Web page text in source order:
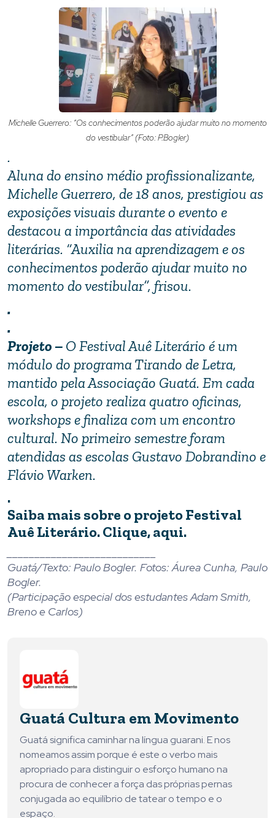
Michelle Guerrero: “Os conhecimentos poderão ajudar muito no momento
do vestibular” (Foto: P.Bogler)
.
Aluna do ensino médio profissionalizante,
Michelle Guerrero, de 18 anos, prestigiou as
exposições visuais durante o evento e
destacou a importância das atividades
literárias. “Auxilia na aprendizagem e os
conhecimentos poderão ajudar muito no
momento do vestibular”, frisou.
.
.
Projeto – O Festival Auê Literário é um
módulo do programa Tirando de Letra,
mantido pela Associação Guatá. Em cada
escola, o projeto realiza quatro oficinas,
workshops e finaliza com um encontro
cultural. No primeiro semestre foram
atendidas as escolas Gustavo Dobrandino e
Flávio Warken.
.
Saiba mais sobre o projeto Festival
Auê Literário. Clique, aqui.
Guatá/Texto: Paulo Bogler. Fotos: Áurea Cunha, Paulo
Bogler.
(Participação especial dos estudantes Adam Smith,
Breno e Carlos)
Guatá Cultura em Movimento
Guatá significa caminhar na língua guarani. E nos
nomeamos assim porque é este o verbo mais
apropriado para distinguir o esforço humano na
procura de conhecer a força das próprias pernas
conjugada ao equilíbrio de tatear o tempo e o
espaço.